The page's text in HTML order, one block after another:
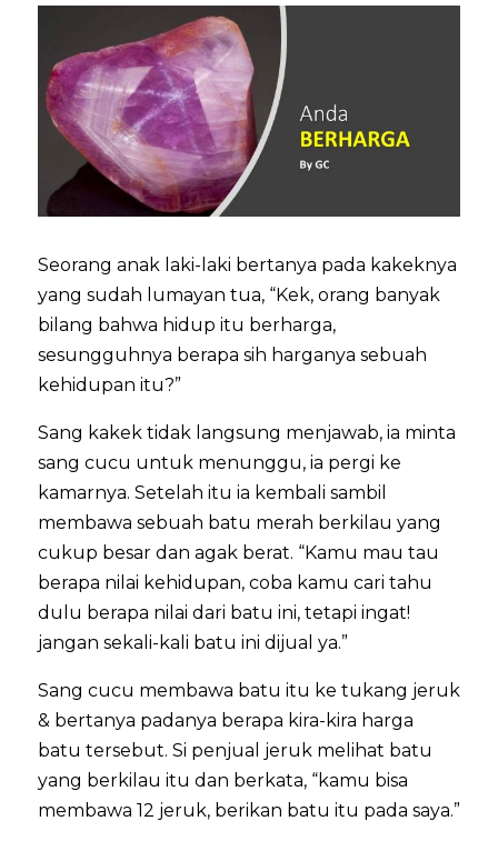
Seorang anak laki-laki bertanya pada kakeknya
yang sudah lumayan tua, “Kek, orang banyak
bilang bahwa hidup itu berharga,
sesungguhnya berapa sih harganya sebuah
kehidupan itu?”
Sang kakek tidak langsung menjawab, ia minta
sang cucu untuk menunggu, ia pergi ke
kamarnya. Setelah itu ia kembali sambil
membawa sebuah batu merah berkilau yang
cukup besar dan agak berat. “Kamu mau tau
berapa nilai kehidupan, coba kamu cari tahu
dulu berapa nilai dari batu ini, tetapi ingat!
jangan sekali-kali batu ini dijual ya.”
Sang cucu membawa batu itu ke tukang jeruk
& bertanya padanya berapa kira-kira harga
batu tersebut. Si penjual jeruk melihat batu
yang berkilau itu dan berkata, “kamu bisa
membawa 12 jeruk, berikan batu itu pada saya.”